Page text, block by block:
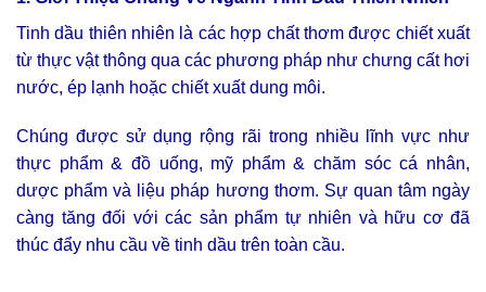
Tinh dầu thiên nhiên là các hợp chất thơm được chiết xuất
từ thực vật thông qua các phương pháp như chưng cất hơi
nước, ép lạnh hoặc chiết xuất dung môi.
Chúng được sử dụng rộng rãi trong nhiều lĩnh vực như
thực phẩm & đồ uống, mỹ phẩm & chăm sóc cá nhân,
dược phẩm và liệu pháp hương thơm. Sự quan tâm ngày
càng tăng đối với các sản phẩm tự nhiên và hữu cơ đã
thúc đẩy nhu cầu về tinh dầu trên toàn cầu.